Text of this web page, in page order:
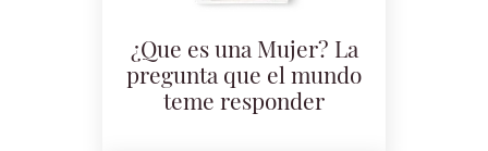
¿Que es una Mujer? La
pregunta que el mundo
teme responder